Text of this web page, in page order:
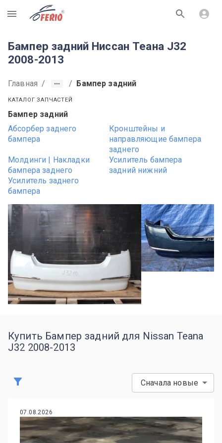
R
Бампер задний Ниссан Теана J32
2008-2013
Главная / / Бампер задний
КАТАЛОГ ЗАПЧАСТЕЙ
Бампер задний
Абсорбер заднего
бампера
Кронштейны и
направляющие бампера
заднего
Молдинги | Накладки
бампера заднего
Усилитель бампера
задний нижний
Усилитель заднего
бампера
Купить Бампер задний для Nissan Teana
J32 2008-2013
Сначала новые
07.08.2026